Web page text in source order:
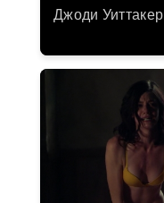
Джоди Уиттакер